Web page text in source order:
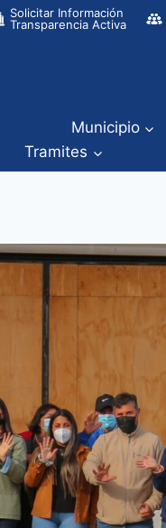
Solicitar Información
Transparencia Activa
Municipio
Tramites